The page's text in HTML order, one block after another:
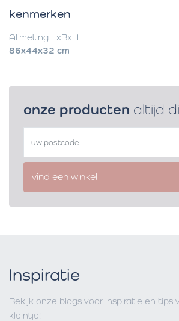
kenmerken
Afmeting LxBxH
86x44x32 cm
onze producten altijd
vind een winkel
Inspiratie
Bekijk onze blogs voor inspiratie en tips
kleintje!